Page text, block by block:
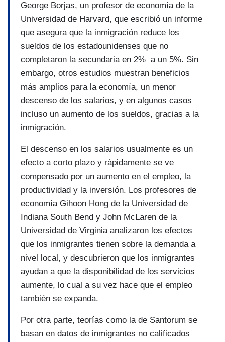
George Borjas, un profesor de economí­a de la
Universidad de Harvard, que escribió un informe
que asegura que la inmigración reduce los
sueldos de los estadounidenses que no
completaron la secundaria en 2% a un 5%. Sin
embargo, otros estudios muestran beneficios
más amplios para la economí­a, un menor
descenso de los salarios, y en algunos casos
incluso un aumento de los sueldos, gracias a la
inmigración.
El descenso en los salarios usualmente es un
efecto a corto plazo y rápidamente se ve
compensado por un aumento en el empleo, la
productividad y la inversión. Los profesores de
economí­a Gihoon Hong de la Universidad de
Indiana South Bend y John McLaren de la
Universidad de Virginia analizaron los efectos
que los inmigrantes tienen sobre la demanda a
nivel local, y descubrieron que los inmigrantes
ayudan a que la disponibilidad de los servicios
aumente, lo cual a su vez hace que el empleo
también se expanda.
Por otra parte, teorí­as como la de Santorum se
basan en datos de inmigrantes no calificados